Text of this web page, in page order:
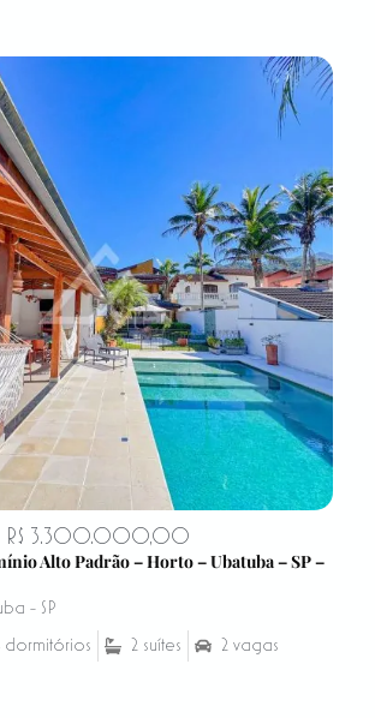
R$ 3.300.000,00
Alto Padrão – Horto – Ubatuba – SP –
- SP
dormitórios 2 suítes 2 vagas